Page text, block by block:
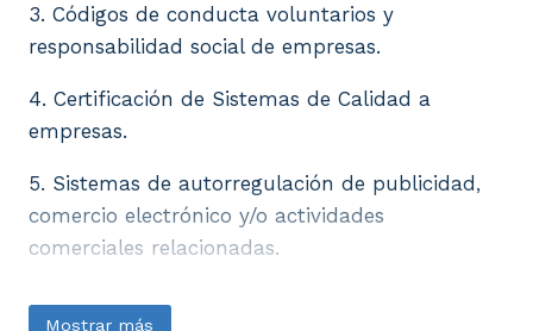
3. Códigos de conducta voluntarios y
responsabilidad social de empresas.
4. Certificación de Sistemas de Calidad a
empresas.
5. Sistemas de autorregulación de publicidad,
comercio electrónico y/o actividades
comerciales relacionadas.
Mostrar más